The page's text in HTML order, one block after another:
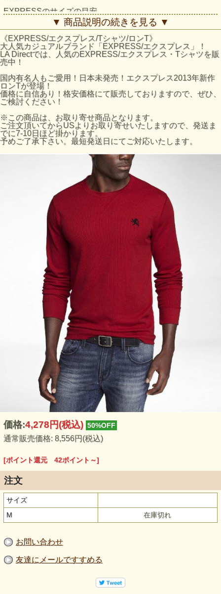
EXPRESSのサイズの目安
EXPRESSサイズ / 日本サイズ
S / Mサイズ
M / Lサイズ
L / XLサイズ
※あくまで目安となりますのでご了承ください。
▼ 商品説明の続きを見る ▼
《EXPRESS/エクスプレス/Tシャツ/ロンT》
大人気カジュアルブランド「EXPRESS/エクスプレス」！
LA Directでは、人気のEXPRESS/エクスプレス・Tシャツを販
売中！
国内有名人もご愛用！日本未発売！エクスプレス2013年新作
ロンTが登場！
価格に自信あり！格安価格にて販売しておりますので、ぜひ、
ご検討ください！
※この商品は、お取り寄せ商品となります。
ご注文頂いてからUSよりお取り寄せいたしますので、発送ま
でに7-10日ほど掛かります。
予めご了承下さい。最短発送日にてご対応いたします。
価格:4,278円(税込) 50%OFF
通常販売価格: 8,556円(税込)
[ポイント還元 42ポイント～]
注文
サイズ
M
在庫切れ
お問い合わせ
友達にメールですすめる